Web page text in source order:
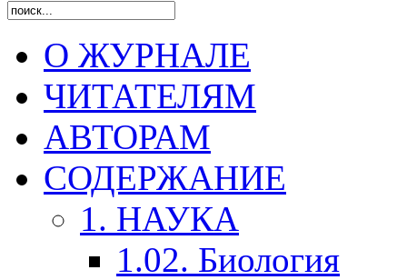
О ЖУРНАЛЕ
ЧИТАТЕЛЯМ
АВТОРАМ
СОДЕРЖАНИЕ
1. НАУКА
1.02. Биология